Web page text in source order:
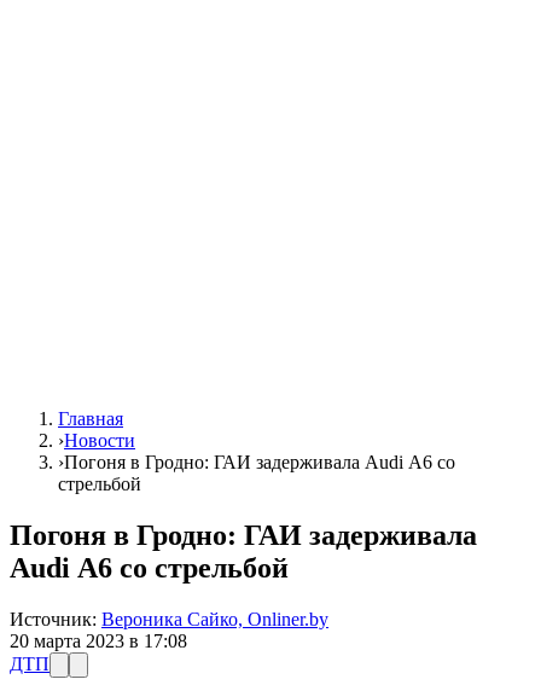
Главная
›Новости
›Погоня в Гродно: ГАИ задерживала Аudi А6 со
стрельбой
Погоня в Гродно: ГАИ задерживала
Аudi А6 со стрельбой
Источник: Вероника Сайко, Onliner.by
20 марта 2023 в 17:08
ДТП